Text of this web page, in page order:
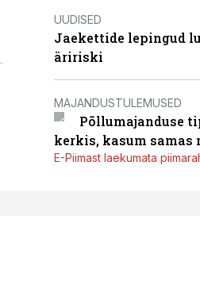
UUDISED
Jaekettide lepingud
äririski
MAJANDUSTULEMUSED
Põllumajanduse
kerkis, kasum
E-Piimast laekumata